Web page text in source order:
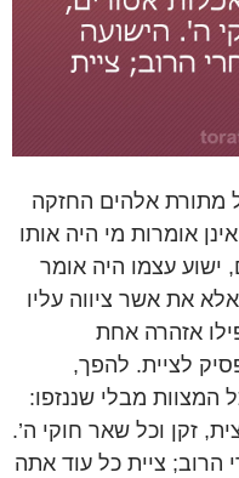
מתורת אלהים החזקה
אומרות מי היה אותו
ישוע עצמו היה אומר
את אשר ציווה עליו
אזהרה אחת
לציית. להפך,
המצוות מבלי שננזפו:
זקן וכל שאר חוקי ה’.
הרוב; ציית כל עוד אתה